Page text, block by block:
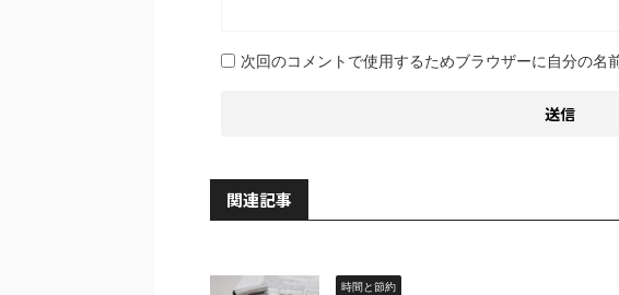
次回のコメントで使用するためブラウザーに自分の名
関連記事
時間と節約